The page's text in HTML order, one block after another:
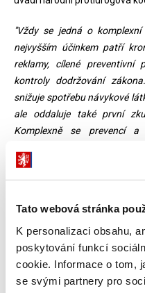
Tato webová stránka
K personalizaci obsahu,
poskytování funkcí
cookie. Informace o tom,
se svými partnery pro
"Vždy se jedná o
nejvyšším účinkem patří
reklamy, cílené preventivní
kontroly dodržování
snižuje spotřebu návykové
ale oddaluje také první
Komplexně se prevencí
strategii protidrogové politiky,"
daně na 0,5 litru 40%
spotřební daně z lihu tak
Německu (67,14 Kč/0,5 l.)
Ministerstvo financí dále